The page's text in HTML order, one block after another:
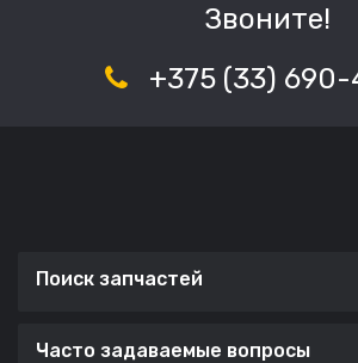
Звоните!
+375 (33)
Поиск запчастей
Часто задаваемые вопросы